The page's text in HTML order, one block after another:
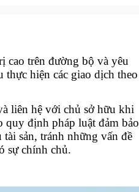
cao trên đường bộ và yêu
thực hiện các giao dịch theo
liên hệ với chủ sở hữu khi
quy định pháp luật đảm bảo
sản, tránh những vấn đề
sự chính chủ.